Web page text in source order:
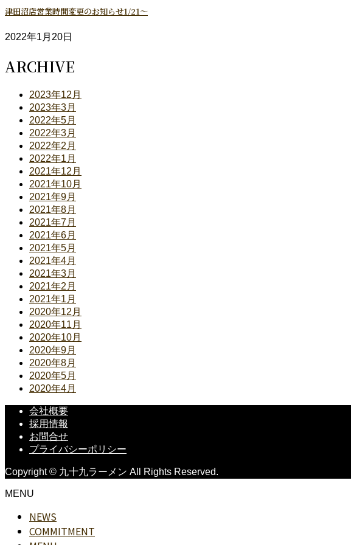
津田沼店営業時間変更のお知らせ1/21～
2022年1月20日
ARCHIVE
2023年12月
2023年3月
2022年5月
2022年3月
2022年2月
2022年1月
2021年12月
2021年10月
2021年9月
2021年8月
2021年7月
2021年6月
2021年5月
2021年4月
2021年3月
2021年2月
2021年1月
2020年12月
2020年11月
2020年10月
2020年9月
2020年8月
2020年5月
2020年4月
会社概要
採用情報
お問合せ
プライバシーポリシー
Copyright © 九十九ラーメン All Rights Reserved.
MENU
NEWS
COMMITMENT